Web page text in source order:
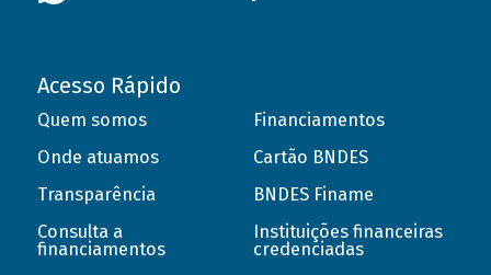
Acesso Rápido
Quem somos
Onde atuamos
Transparência
Consulta a
financiamentos
Financiamentos
Cartão BNDES
BNDES Finame
Instituições financeiras
credenciadas